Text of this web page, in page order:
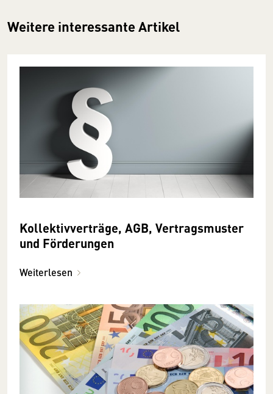
Weitere interessante Artikel
Kollektivverträge, AGB, Vertragsmuster
und Förderungen
Weiterlesen